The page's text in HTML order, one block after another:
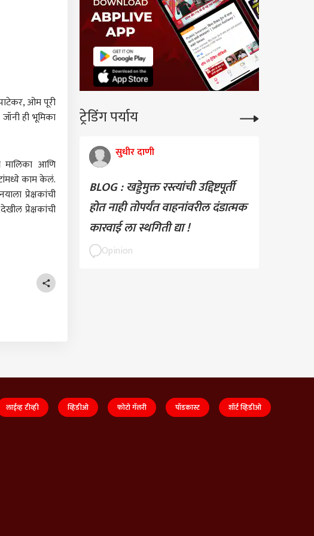
ओम पूरी
ही भूमिका
मालिका आणि
काम केलं.
प्रेक्षकांची
प्रेक्षकांची
ट्रेडिंग पर्याय
सुधीर दाणी
BLOG : खड्डेमुक्त रस्त्यांची उद्दिष्टपूर्ती
होत नाही तोपर्यंत वाहनांवरील दंडात्मक
कारवाई ला स्थगिती द्या !
Opinion
लाईव्ह टीव्ही व्हिडीओ फोटो गॅलरी पॉडकास्ट शॉर्ट व्हिडीओ